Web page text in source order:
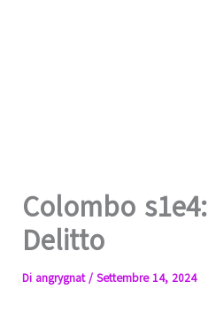
Colombo
Delitto
Di angrygnat/ Settembre 14, 2024